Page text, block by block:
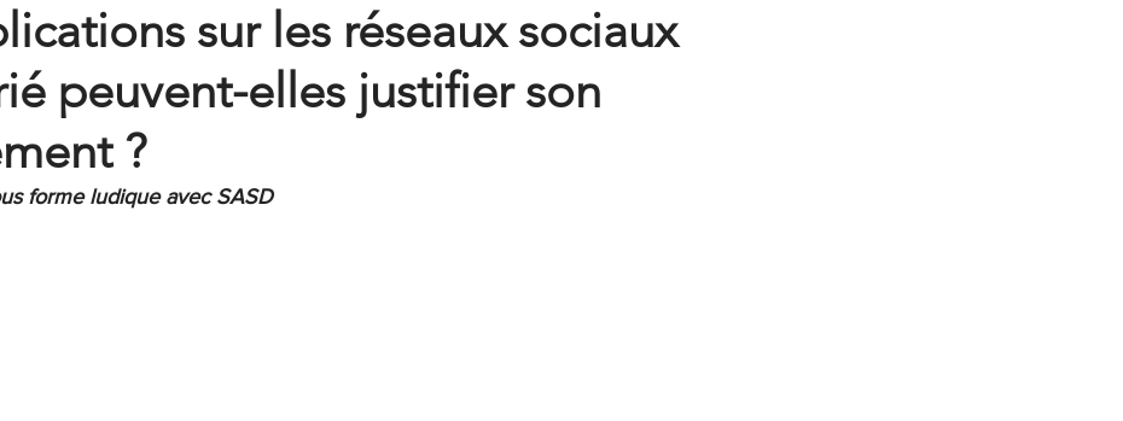
SASD VICKY FOOD
sur les réseaux sociaux
peuvent-elles justifier son
?
forme ludique avec SASD